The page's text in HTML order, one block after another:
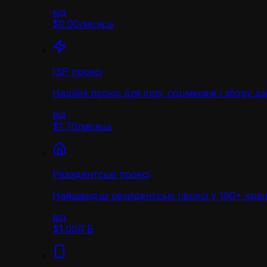
від
$0.90/місяць
ISP проксі
Надійні проксі для ігор, соцмереж і збору
від
$1.70/місяць
Резидентські проксі
Найшвидші резидентські проксі у 190+
від
$1.00/ГБ